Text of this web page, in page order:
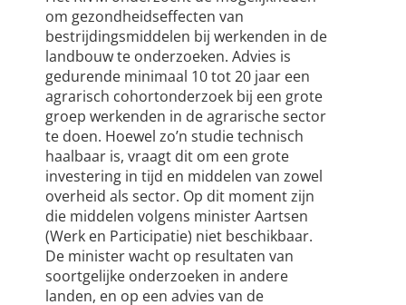
om gezondheidseffecten van
bestrijdingsmiddelen bij werkenden in de
landbouw te onderzoeken. Advies is
gedurende minimaal 10 tot 20 jaar een
agrarisch cohortonderzoek bij een grote
groep werkenden in de agrarische sector
te doen. Hoewel zo’n studie technisch
haalbaar is, vraagt dit om een grote
investering in tijd en middelen van zowel
overheid als sector. Op dit moment zijn
die middelen volgens minister Aartsen
(Werk en Participatie) niet beschikbaar.
De minister wacht op resultaten van
soortgelijke onderzoeken in andere
landen, en op een advies van de